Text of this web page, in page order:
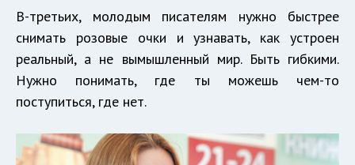
В-третьих, молодым писателям нужно быстрее
снимать розовые очки и узнавать, как устроен
реальный, а не вымышленный мир. Быть гибкими.
Нужно понимать, где ты можешь чем-то
поступиться, где нет.